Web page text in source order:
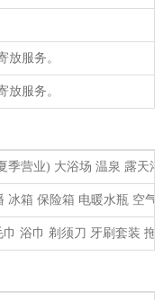
放服务。
放服务。
季营业) 大浴场 温泉 露天
冰箱 保险箱 电暖水瓶 空
浴巾 剃须刀 牙刷套装 拖